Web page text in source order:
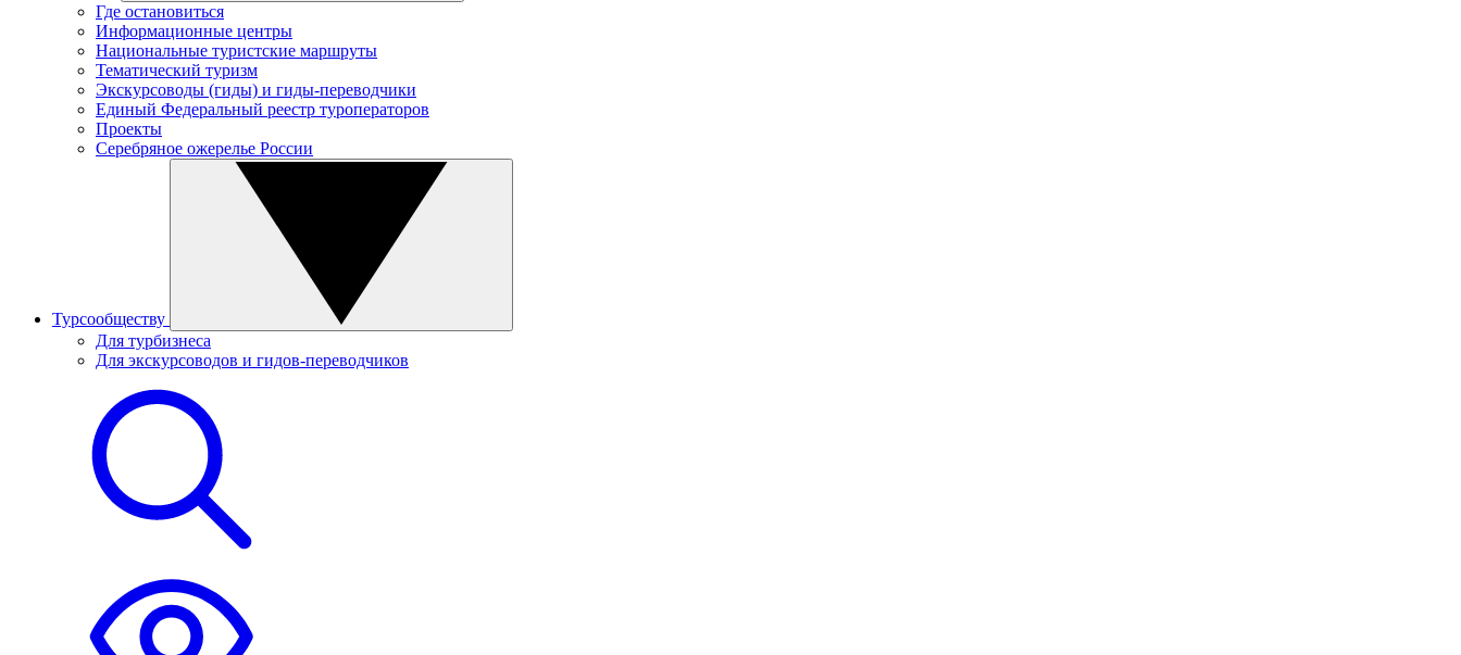
Где остановиться
Информационные центры
Национальные туристские маршруты
Тематический туризм
Экскурсоводы (гиды) и гиды-переводчики
Единый Федеральный реестр туроператоров
Проекты
Серебряное ожерелье России
Турсообществу
Для турбизнеса
Для экскурсоводов и гидов-переводчиков